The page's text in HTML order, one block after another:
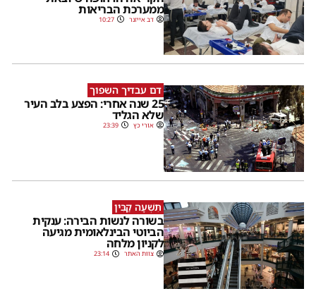
ממערכת הבריאות
דב אייזנר 10:27
דם עבדיך השפוך
25 שנה אחרי: הפצע בלב העיר
שלא הגליד
אורי כץ 23:39
תִּשְׁעָה קַבִּין
בשורה לנשות הבירה: ענקית
הביוטי הבינלאומית מגיעה
לקניון מלחה
צוות האתר 23:14